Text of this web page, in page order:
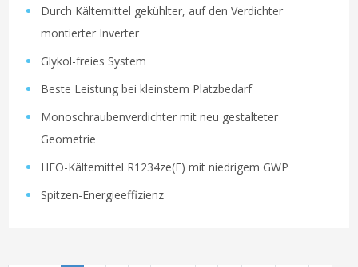
Durch Kältemittel gekühlter, auf den Verdichter
montierter Inverter
Glykol-freies System
Beste Leistung bei kleinstem Platzbedarf
Monoschraubenverdichter mit neu gestalteter
Geometrie
HFO-Kältemittel R1234ze(E) mit niedrigem GWP
Spitzen-Energieeffizienz